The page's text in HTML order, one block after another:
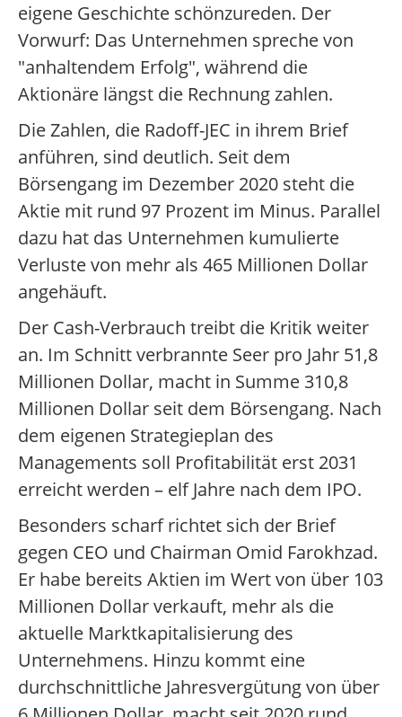
eigene Geschichte schönzureden. Der
Vorwurf: Das Unternehmen spreche von
"anhaltendem Erfolg", während die
Aktionäre längst die Rechnung zahlen.
Die Zahlen, die Radoff-JEC in ihrem Brief
anführen, sind deutlich. Seit dem
Börsengang im Dezember 2020 steht die
Aktie mit rund 97 Prozent im Minus. Parallel
dazu hat das Unternehmen kumulierte
Verluste von mehr als 465 Millionen Dollar
angehäuft.
Der Cash-Verbrauch treibt die Kritik weiter
an. Im Schnitt verbrannte Seer pro Jahr 51,8
Millionen Dollar, macht in Summe 310,8
Millionen Dollar seit dem Börsengang. Nach
dem eigenen Strategieplan des
Managements soll Profitabilität erst 2031
erreicht werden – elf Jahre nach dem IPO.
Besonders scharf richtet sich der Brief
gegen CEO und Chairman Omid Farokhzad.
Er habe bereits Aktien im Wert von über 103
Millionen Dollar verkauft, mehr als die
aktuelle Marktkapitalisierung des
Unternehmens. Hinzu kommt eine
durchschnittliche Jahresvergütung von über